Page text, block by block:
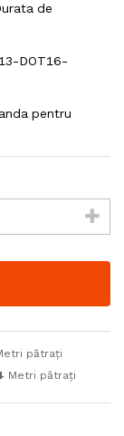
de
DOT16-
pentru
pătrați
Metri pătrați